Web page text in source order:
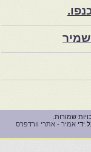
ידי אמיר - אתרי וורדפרס